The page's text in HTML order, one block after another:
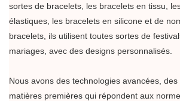
sortes de bracelets, les bracelets en tissu,
élastiques, les bracelets en silicone et de
bracelets, ils utilisent toutes sortes de
mariages, avec des designs personnalisés.
Nous avons des technologies avancées,
matières premières qui répondent aux